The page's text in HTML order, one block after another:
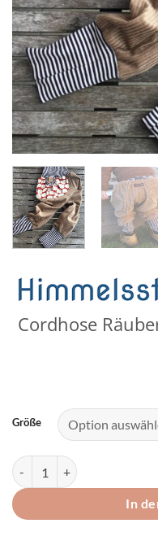
Cordhose
Größe
Cordhose Räuberhose
In